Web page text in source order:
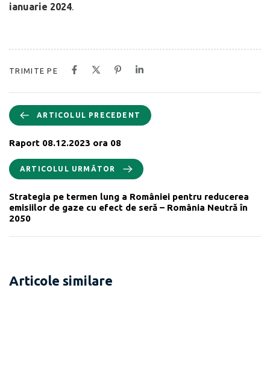
ianuarie 2024.
TRIMITE PE
ARTICOLUL PRECEDENT
Raport 08.12.2023 ora 08
ARTICOLUL URMĂTOR
Strategia pe termen lung a României pentru reducerea
emisiilor de gaze cu efect de seră – România Neutră în
2050
Articole similare